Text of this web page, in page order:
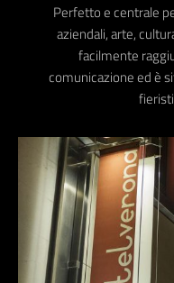
Perfetto e centrale
aziendali, arte,
facilmente
comunicazione ed è